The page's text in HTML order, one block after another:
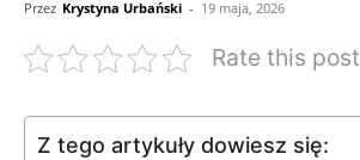
Przez Krystyna Urbański - 19 maja, 2026
Rate this post
Z tego artykuły dowiesz się: